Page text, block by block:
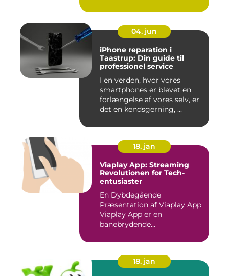
04. jun
iPhone reparation i
Taastrup: Din guide til
professionel service
I en verden, hvor vores
smartphones er blevet en
forlængelse af vores selv, er
det en kendsgerning, ...
18. jan
Viaplay App: Streaming
Revolutionen for Tech-
entusiaster
En Dybdegående
Præsentation af Viaplay App
Viaplay App er en
banebrydende
18. jan